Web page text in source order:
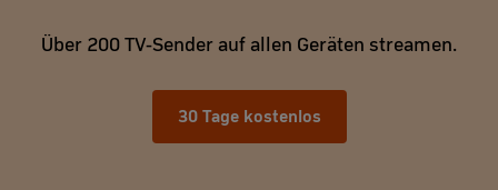
Über 200 TV-Sender auf allen Geräten streamen.
30 Tage kostenlos